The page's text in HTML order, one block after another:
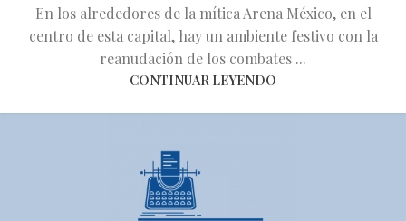
En los alrededores de la mítica Arena México, en el
centro de esta capital, hay un ambiente festivo con la
reanudación de los combates ...
CONTINUAR LEYENDO